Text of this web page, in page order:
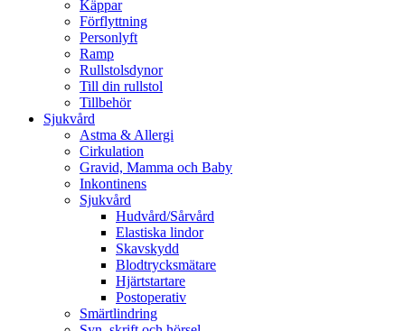
Käppar
Förflyttning
Personlyft
Ramp
Rullstolsdynor
Till din rullstol
Tillbehör
Sjukvård
Astma & Allergi
Cirkulation
Gravid, Mamma och Baby
Inkontinens
Sjukvård
Hudvård/Sårvård
Elastiska lindor
Skavskydd
Blodtrycksmätare
Hjärtstartare
Postoperativ
Smärtlindring